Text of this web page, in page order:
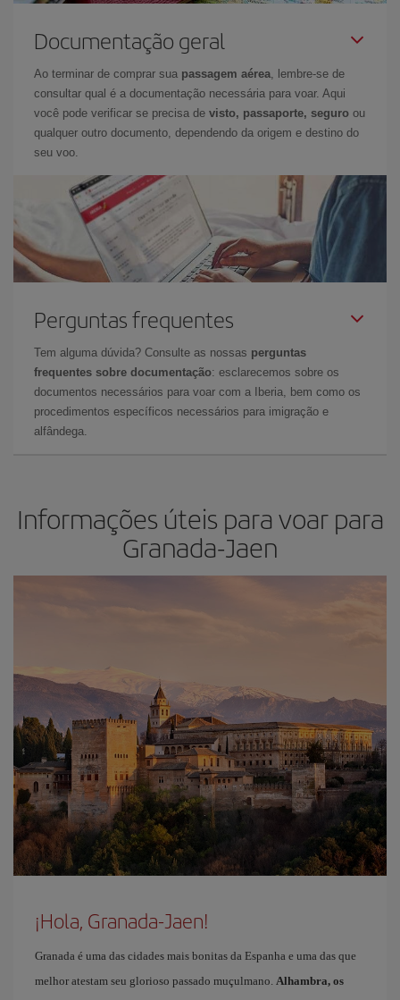
Documentação geral
Ao terminar de comprar sua passagem aérea, lembre-se de
consultar qual é a documentação necessária para voar. Aqui
você pode verificar se precisa de visto, passaporte, seguro ou
qualquer outro documento, dependendo da origem e destino do
seu voo.
Perguntas frequentes
Tem alguma dúvida? Consulte as nossas perguntas
frequentes sobre documentação: esclarecemos sobre os
documentos necessários para voar com a Iberia, bem como os
procedimentos específicos necessários para imigração e
alfândega.
Informações úteis para voar para
Granada-Jaen
¡Hola, Granada-Jaen!
Granada é uma das cidades mais bonitas da Espanha e uma das que
melhor atestam seu glorioso passado muçulmano. Alhambra, os